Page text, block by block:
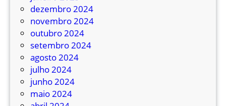
dezembro 2024
novembro 2024
outubro 2024
setembro 2024
agosto 2024
julho 2024
junho 2024
maio 2024